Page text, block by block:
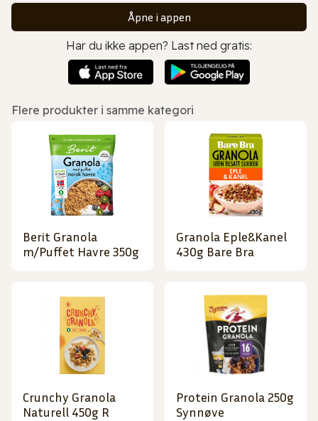
Åpne i appen
Har du ikke appen? Last ned gratis:
Flere produkter i samme kategori
Berit Granola
m/Puffet Havre 350g
Granola Eple&Kanel
430g Bare Bra
Crunchy Granola
Naturell 450g R
Protein Granola 250g
Synnøve